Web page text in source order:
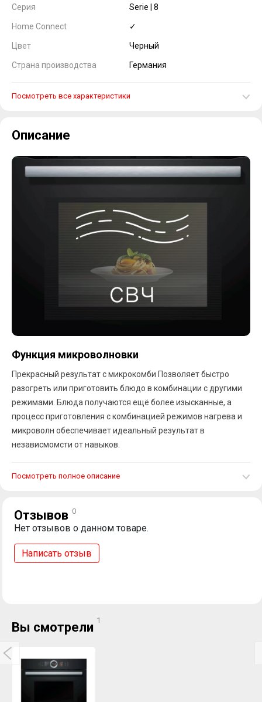
Серия Serie | 8
Home Connect ✓
Цвет Черный
Страна производства Германия
Посмотреть все характеристики
Описание
Функция микроволновки
Прекрасный результат с микрокомби Позволяет быстро
разогреть или приготовить блюдо в комбинации с другими
режимами. Блюда получаются ещё более изысканные, а
процесс приготовления с комбинацией режимов нагрева и
микроволн обеспечивает идеальный результат в
независмомсти от навыков.
Посмотреть полное описание
Отзывов 0
Нет отзывов о данном товаре.
Написать отзыв
Вы смотрели 1